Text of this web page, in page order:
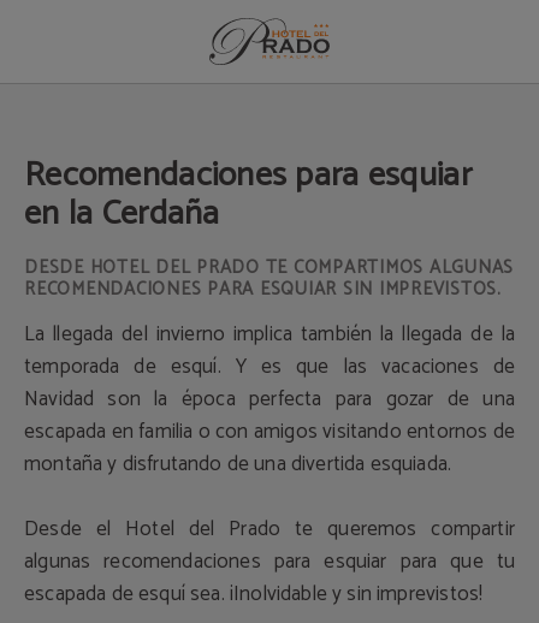
Recomendaciones para esquiar
en la Cerdaña
DESDE HOTEL DEL PRADO TE COMPARTIMOS ALGUNAS
RECOMENDACIONES PARA ESQUIAR SIN IMPREVISTOS.
La llegada del invierno implica también la llegada de la
temporada de esquí. Y es que las vacaciones de
Navidad son la época perfecta para gozar de una
escapada en familia o con amigos visitando entornos de
montaña y disfrutando de una divertida esquiada.
Desde el Hotel del Prado te queremos compartir
algunas recomendaciones para esquiar para que tu
escapada de esquí sea. ¡Inolvidable y sin imprevistos!